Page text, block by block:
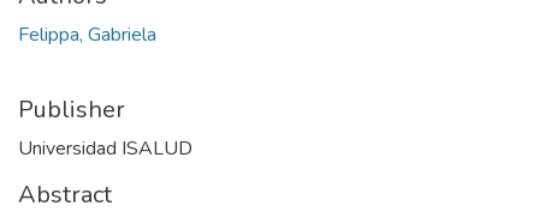
Felippa, Gabriela
Publisher
Universidad ISALUD
Abstract